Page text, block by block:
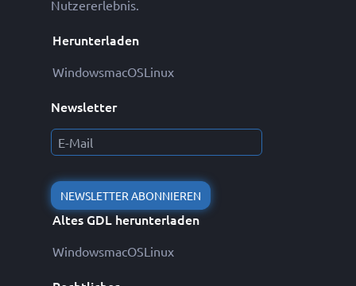
Nutzererlebnis.
Herunterladen
WindowsmacOSLinux
Newsletter
NEWSLETTER ABONNIEREN
Altes GDL herunterladen
WindowsmacOSLinux